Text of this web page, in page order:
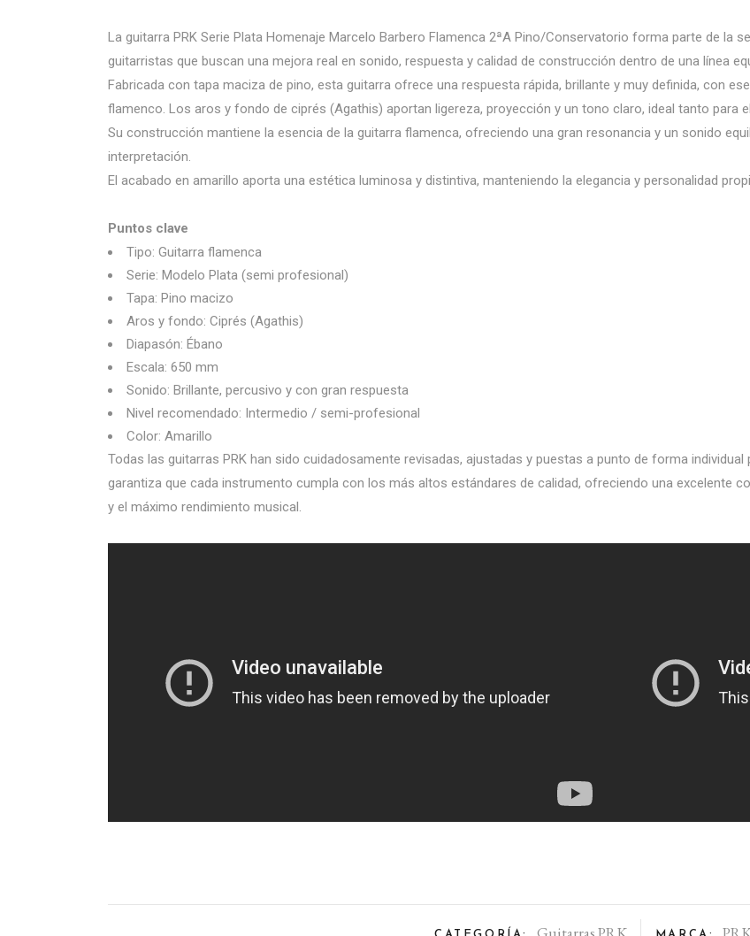
La guitarra PRK Serie Plata Homenaje Marcelo Barbero Flamenca 2ªA Pino/Conservatorio forma parte de la
guitarristas que buscan una mejora real en sonido, respuesta y calidad de construcción dentro de una línea
Fabricada con tapa maciza de pino, esta guitarra ofrece una respuesta rápida, brillante y muy definida, con
flamenco. Los aros y fondo de ciprés (Agathis) aportan ligereza, proyección y un tono claro, ideal tanto para
Su construcción mantiene la esencia de la guitarra flamenca, ofreciendo una gran resonancia y un sonido
interpretación.
El acabado en amarillo aporta una estética luminosa y distintiva, manteniendo la elegancia y personalidad
Puntos clave
Tipo: Guitarra flamenca
Serie: Modelo Plata (semi profesional)
Tapa: Pino macizo
Aros y fondo: Ciprés (Agathis)
Diapasón: Ébano
Escala: 650 mm
Sonido: Brillante, percusivo y con gran respuesta
Nivel recomendado: Intermedio / semi-profesional
Color: Amarillo
Todas las guitarras PRK han sido cuidadosamente revisadas, ajustadas y puestas a punto de forma
garantiza que cada instrumento cumpla con los más altos estándares de calidad, ofreciendo una excelente
y el máximo rendimiento musical.